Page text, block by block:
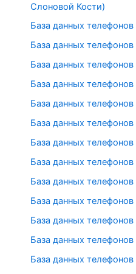
Слоновой Кости)
База данных
База данных телефонов
База данных
База данных
База данных
База данных
База данных
База данных
База данных
База данных
База данных
База данных
База данных